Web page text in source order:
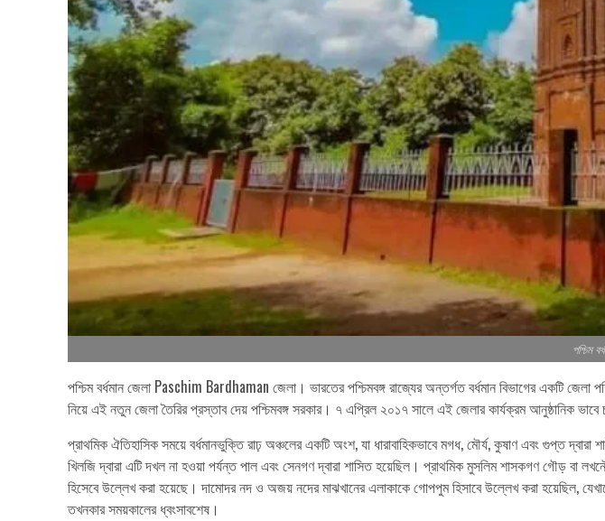
পশ্চিম
পশ্চিম বর্ধমান জেলা Paschim Bardhaman জেলা। ভারতের পশ্চিমবঙ্গ রাজ্যের অন্তর্গত বর্ধমান বিভাগের একটি
নিয়ে এই নতুন জেলা তৈরির প্রস্তাব দেয় পশ্চিমবঙ্গ সরকার। ৭ এপ্রিল ২০১৭ সালে এই জেলার কার্যক্রম আনুষ্ঠানিক
প্রাথমিক ঐতিহাসিক সময়ে বর্ধমানভুক্তি রাঢ় অঞ্চলের একটি অংশ, যা ধারাবাহিকভাবে মগধ, মৌর্য, কুষাণ এবং গুপ্ত
খিলজি দ্বারা এটি দখল না হওয়া পর্যন্ত পাল এবং সেনগণ দ্বারা শাসিত হয়েছিল। প্রাথমিক মুসলিম শাসকগণ গৌড় বা
হিসেবে উল্লেখ করা হয়েছে। দামোদর নদ ও অজয় নদের মাঝখানের এলাকাকে গোপপুম হিসাবে উল্লেখ করা হয়েছিল,
তখনকার সময়কালের ধ্বংসাবশেষ।